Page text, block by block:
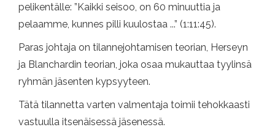
pelikentälle: ”Kaikki seisoo, on 60 minuuttia ja
pelaamme, kunnes pilli kuulostaa ...” (1:11:45).
Paras johtaja on tilannejohtamisen teorian, Herseyn
ja Blanchardin teorian, joka osaa mukauttaa tyylinsä
ryhmän jäsenten kypsyyteen.
Tätä tilannetta varten valmentaja toimii tehokkaasti
vastuulla itsenäisessä jäsenessä.